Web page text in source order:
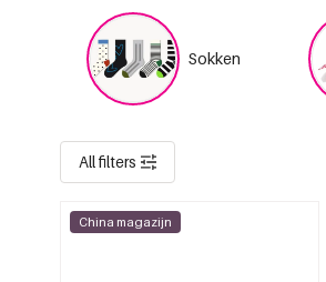
Sokken
All filters
China magazijn